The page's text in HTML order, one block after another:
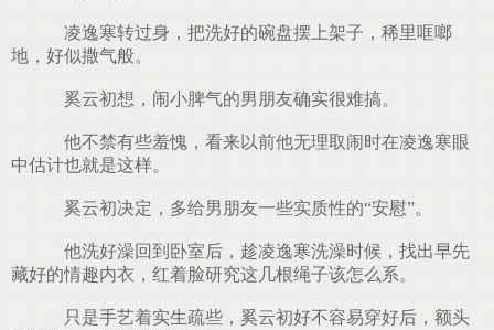
凌逸寒转过身，把洗好的碗盘摆上架子，稀里哐啷
地，好似撒气般。
奚云初想，闹小脾气的男朋友确实很难搞。
他不禁有些羞愧，看来以前他无理取闹时在凌逸寒眼
中估计也就是这样。
奚云初决定，多给男朋友一些实质性的“安慰”。
他洗好澡回到卧室后，趁凌逸寒洗澡时候，找出早先
藏好的情趣内衣，红着脸研究这几根绳子该怎么系。
只是手艺着实生疏些，奚云初好不容易穿好后，额头